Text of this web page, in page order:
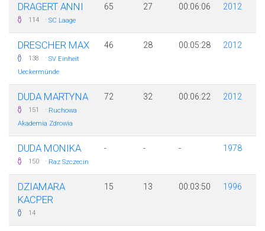
DRAGERT ANNI
114 · SC Laage
65 27 00:06:06 2012
DRESCHER MAX
138 · SV Einheit
Ueckermünde
46 28 00:05:28 2012
DUDA MARTYNA
151 · Ruchowa
Akademia Zdrowia
72 32 00:06:22 2012
DUDA MONIKA
150 · Raz Szczecin
- - - 1978
DZIAMARA
KACPER
14
15 13 00:03:50 1996